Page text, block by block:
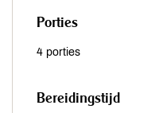
Porties
4 porties
Bereidingstijd